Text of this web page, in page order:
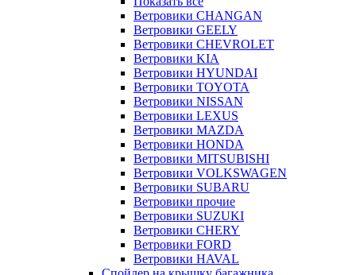
Ветровики CHANGAN
Ветровики GEELY
Ветровики CHEVROLET
Ветровики KIA
Ветровики HYUNDAI
Ветровики TOYOTA
Ветровики NISSAN
Ветровики LEXUS
Ветровики MAZDA
Ветровики HONDA
Ветровики MITSUBISHI
Ветровики VOLKSWAGEN
Ветровики SUBARU
Ветровики прочие
Ветровики SUZUKI
Ветровики CHERY
Ветровики FORD
Ветровики HAVAL